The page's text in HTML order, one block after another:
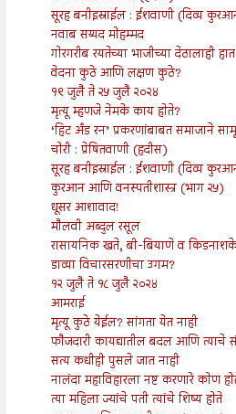
सूरह बनीइस्राईल : ईशवाणी (दिव्य
नवाब सय्यद मोहम्मद
गोरगरीब रयतेच्या भाजीच्या देठालाही
वेदना कुठे आणि लक्षण कुठे?
१९ जुलै ते २५ जुलै २०२४
मृत्यू म्हणजे नेमके काय होते?
‘हिट अँड रन’ प्रकरणांबाबत समाजाने
चोरी : प्रेषितवाणी (हदीस)
सूरह बनीइस्राईल : ईशवाणी (दिव्य
कुरआन आणि वनस्पतीशास्त्र (भाग २५)
धूसर आशावाद!
मौलवी अब्दुल रसूल
रासायनिक खते, बी-बियाणे व
डाव्या विचारसरणीचा उगम?
१२ जुलै ते १८ जुलै २०२४
आमराई
मृत्यू कुठे येईल? सांगता येत नाही
फौजदारी कायद्यातील बदल आणि त्याचे
सत्य कधीही पुसले जात नाही
नालंदा महाविहारला नष्ट करणारे कोण
त्या महिला ज्यांचे पती त्यांचे शिष्य होते